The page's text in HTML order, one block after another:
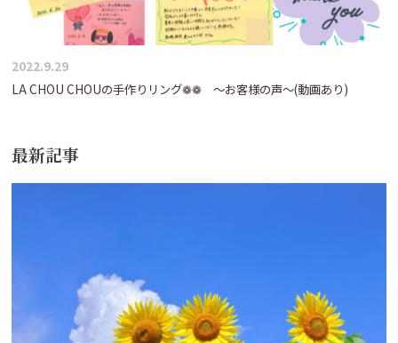
2022.9.29
LA CHOU CHOUの手作りリング❁❁ ～お客様の声～(動画あり)
最新記事